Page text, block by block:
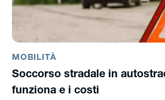
MOBILITÀ
Soccorso stradale in
funziona e i costi